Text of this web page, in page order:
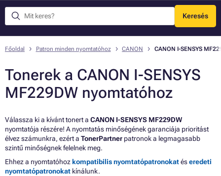
Keresés
Menü
Főoldal Patron minden nyomtatóhoz CANON CANON I-SENSYS
Tonerek a CANON I-SENSYS
MF229DW nyomtatóhoz
Válassza ki a kívánt tonert a CANON I-SENSYS MF229DW
nyomtatója részére! A nyomtatás minőségének garanciája prioritást
élvez számunkra, ezért a TonerPartner patronok a legmagasabb
szintű minőségnek felelnek meg.
Ehhez a nyomtatóhoz kompatibilis nyomtatópatronokatéseredeti
nyomtatópatronokat kínálunk.